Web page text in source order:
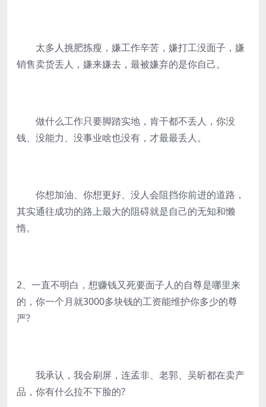
太多人挑肥拣瘦，嫌工作辛苦，嫌打工没面子，嫌
销售卖货丢人，嫌来嫌去，最被嫌弃的是你自己。
做什么工作只要脚踏实地，肯干都不丢人，你没
钱、没能力、没事业啥也没有，才最最丢人。
你想加油、你想更好、没人会阻挡你前进的道路，
其实通往成功的路上最大的阻碍就是自己的无知和懒
惰。
2、一直不明白，想赚钱又死要面子人的自尊是哪里来
的，你一个月就3000多块钱的工资能维护你多少的尊
严?
我承认，我会刷屏，连孟非、老郭、吴昕都在卖产
品，你有什么拉不下脸的?